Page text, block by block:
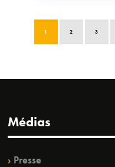
1 2 3
Médias
Presse